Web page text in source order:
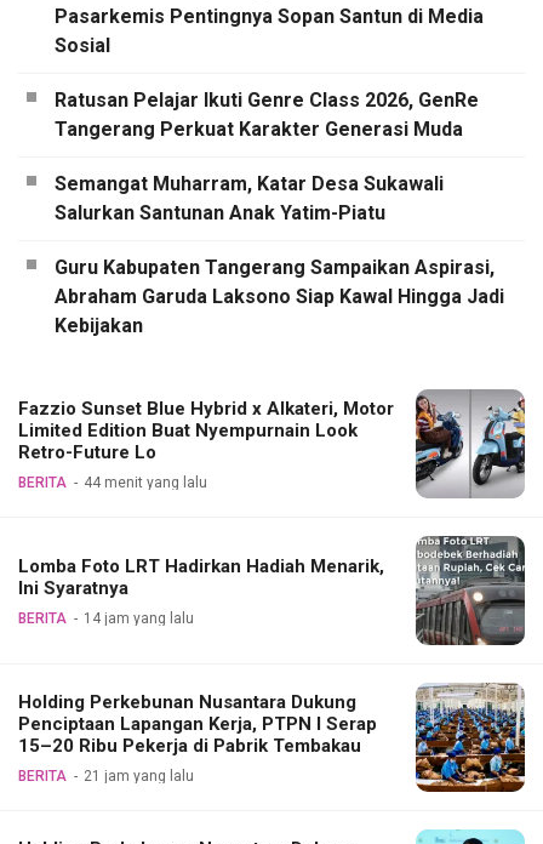
Pasarkemis Pentingnya Sopan Santun di Media
Sosial
Ratusan Pelajar Ikuti Genre Class 2026, GenRe
Tangerang Perkuat Karakter Generasi Muda
Semangat Muharram, Katar Desa Sukawali
Salurkan Santunan Anak Yatim-Piatu
Guru Kabupaten Tangerang Sampaikan Aspirasi,
Abraham Garuda Laksono Siap Kawal Hingga Jadi
Kebijakan
Fazzio Sunset Blue Hybrid x Alkateri, Motor
Limited Edition Buat Nyempurnain Look
Retro-Future Lo
BERITA 44 menit yang lalu
Lomba Foto LRT Hadirkan Hadiah Menarik,
Ini Syaratnya
BERITA 14 jam yang lalu
Holding Perkebunan Nusantara Dukung
Penciptaan Lapangan Kerja, PTPN I Serap
15–20 Ribu Pekerja di Pabrik Tembakau
BERITA 21 jam yang lalu